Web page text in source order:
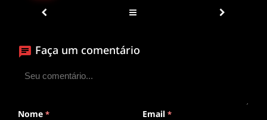
▶
ANIMEPLAYER
Clique para assistir
Faça um comentário
Nome * Email *